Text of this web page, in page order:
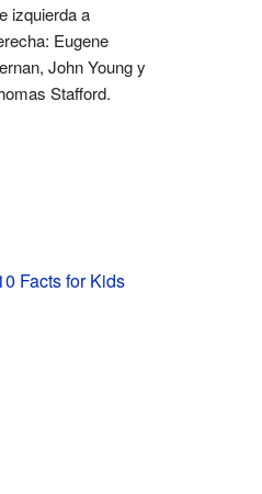
izquierda a
Eugene
John Young y
Stafford.
Facts for Kids